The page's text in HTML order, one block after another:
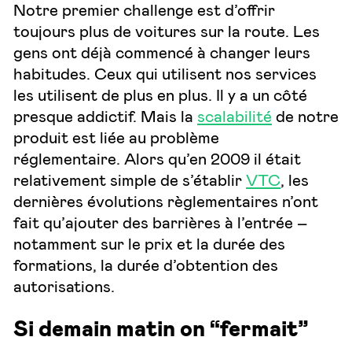
Notre premier challenge est d’offrir
toujours plus de voitures sur la route. Les
gens ont déjà commencé à changer leurs
habitudes. Ceux qui utilisent nos services
les utilisent de plus en plus. Il y a un côté
presque addictif. Mais la scalabilité de notre
produit est liée au problème
réglementaire. Alors qu’en 2009 il était
relativement simple de s’établir VTC , les
dernières évolutions règlementaires n’ont
fait qu’ajouter des barrières à l’entrée –
notamment sur le prix et la durée des
formations, la durée d’obtention des
autorisations.
Si demain matin on “fermait”